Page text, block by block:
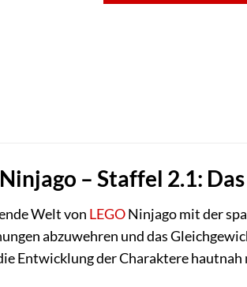
– Staffel 2.1:
Welt von LEGONinjago mit der
abzuwehren und das
Entwicklung der Charaktere